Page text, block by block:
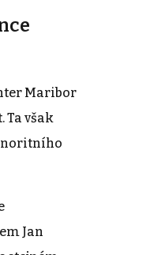
Maribor
Ta však
Jan